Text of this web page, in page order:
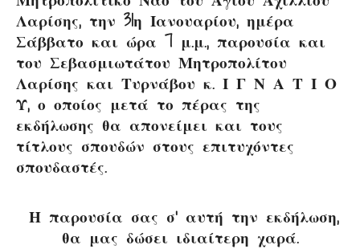
Λαρίσης, την 31η Ιανουαρίου, ημέρα
Σάββατο και ώρα 7 μ.μ., παρουσία και
του Σεβασμιωτάτου Μητροπολίτου
Λαρίσης και Τυρνάβου κ. Ι Γ Ν Α Τ Ι Ο
Υ, ο οποίος μετά το πέρας της
εκδήλωσης θα απονείμει και τους
τίτλους σπουδών στους επιτυχόντες
σπουδαστές.
Η παρουσία σας σ’ αυτή την εκδήλωση,
θα μας δώσει ιδιαίτερη χαρά.